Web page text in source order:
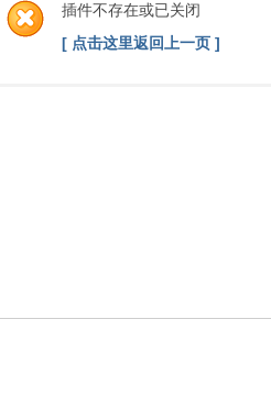
插件不存在或已关闭
[ 点击这里返回上一页 ]